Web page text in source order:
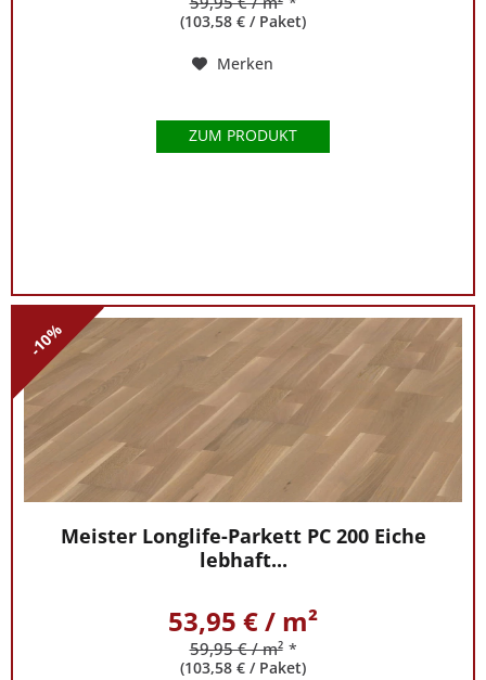
(103,58 € / Paket)
Merken
ZUM PRODUKT
-10%
Meister Longlife-Parkett PC 200 Eiche
lebhaft...
53,95 € / m²
59,95 € / m² *
(103,58 € / Paket)